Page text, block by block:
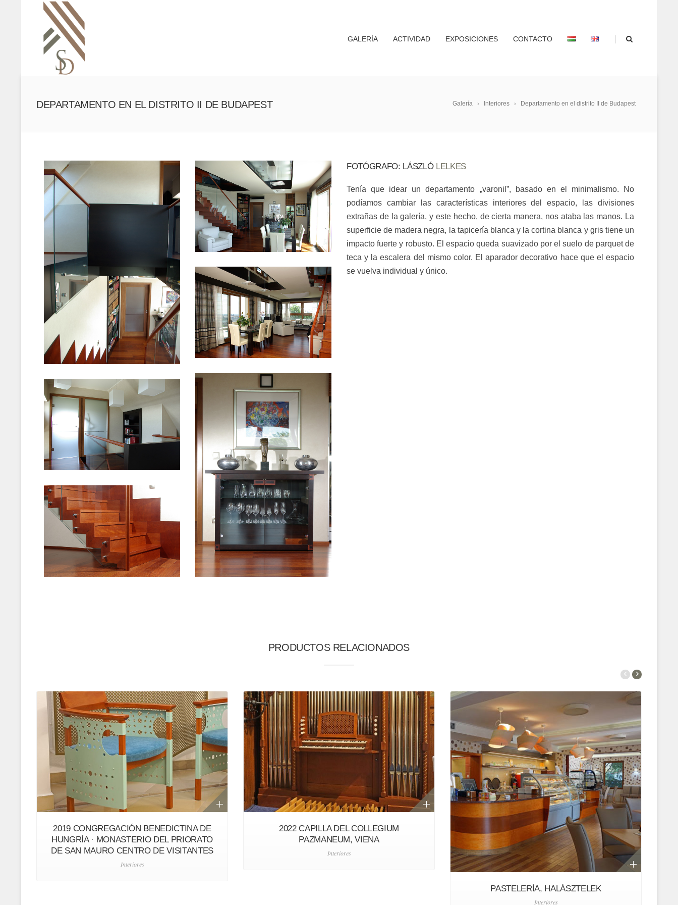
GALERÍA ACTIVIDAD EXPOSICIONES CONTACTO |
Galería Interiores Departamento en el distrito II de Budapest
DEPARTAMENTO EN EL DISTRITO II DE BUDAPEST
FOTÓGRAFO: LÁSZLÓ LELKES
Tenía que idear un departamento „varonil”, basado en el minimalismo. No
podíamos cambiar las características interiores del espacio, las divisiones
extrañas de la galería, y este hecho, de cierta manera, nos ataba las manos. La
superficie de madera negra, la tapicería blanca y la cortina blanca y gris tiene un
impacto fuerte y robusto. El espacio queda suavizado por el suelo de parquet de
teca y la escalera del mismo color. El aparador decorativo hace que el espacio
se vuelva individual y único.
PRODUCTOS RELACIONADOS
2019 CONGREGACIÓN BENEDICTINA DE
HUNGRÍA · MONASTERIO DEL PRIORATO
DE SAN MAURO CENTRO DE VISITANTES
Interiores
2022 CAPILLA DEL COLLEGIUM
PAZMANEUM, VIENA
Interiores
PASTELERÍA, HALÁSZTELEK
Interiores